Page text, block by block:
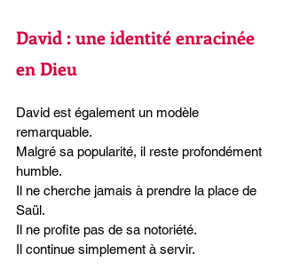
David : une identité enracinée
en Dieu
David est également un modèle
remarquable.
Malgré sa popularité, il reste profondément
humble.
Il ne cherche jamais à prendre la place de
Saül.
Il ne profite pas de sa notoriété.
Il continue simplement à servir.